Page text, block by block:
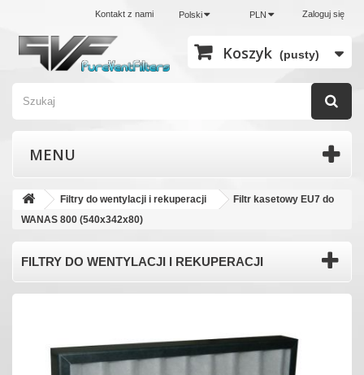
Zaloguj się
PLN
Polski
Kontakt z nami
Koszyk (pusty)
MENU
Filtry do wentylacji i rekuperacji
Filtr kasetowy EU7 do
WANAS 800 (540x342x80)
FILTRY DO WENTYLACJI I REKUPERACJI